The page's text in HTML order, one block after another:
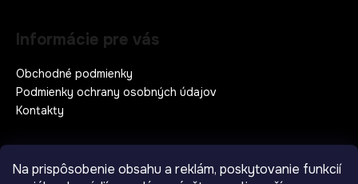
Na prispôsobenie obsahu a reklám, poskytovanie funkcií
Informácie pre vás
Obchodné podmienky
Podmienky ochrany osobných údajov
Kontakty
Prijímame online platby